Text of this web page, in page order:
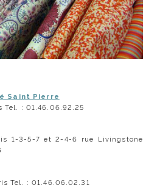
Saint Pierre
Tel. : 01.46.06.92.25
1-3-5-7 et 2-4-6 rue Livingstone
Tel. : 01.46.06.02.31